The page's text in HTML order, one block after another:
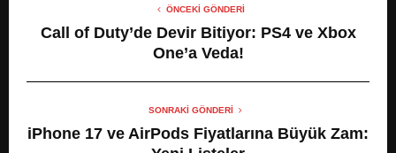
ÖNCEKI GÖNDERI
Call of Duty’de Devir Bitiyor: PS4 ve Xbox
One’a Veda!
SONRAKI GÖNDERI
iPhone 17 ve AirPods Fiyatlarına Büyük Zam: